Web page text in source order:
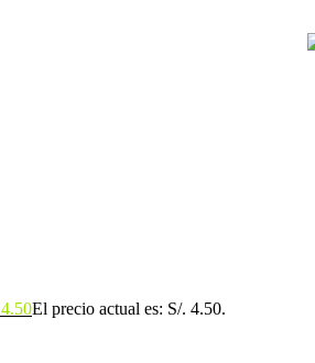
4.50El precio actual es: S/. 4.50.